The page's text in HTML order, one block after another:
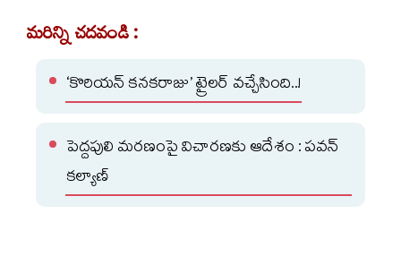
మరిన్ని చదవండి :
‘కొరియన్ కనకరాజు’ ట్రైలర్ వచ్చేసింది..!
పెద్దపులి మరణంపై విచారణకు ఆదేశం : పవన్
కల్యాణ్